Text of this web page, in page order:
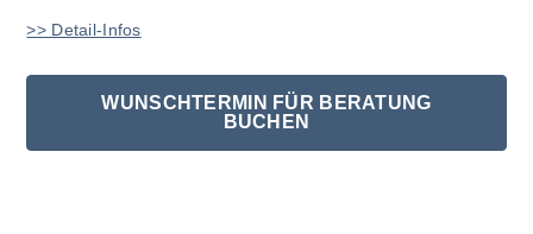
>> Detail-Infos
WUNSCHTERMIN FÜR BERATUNG
BUCHEN